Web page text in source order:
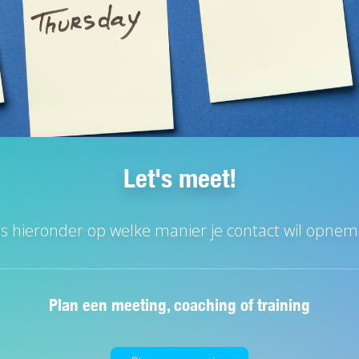
Let's meet!
hieronder op welke manier je contact wil
Plan een meeting, coaching of training